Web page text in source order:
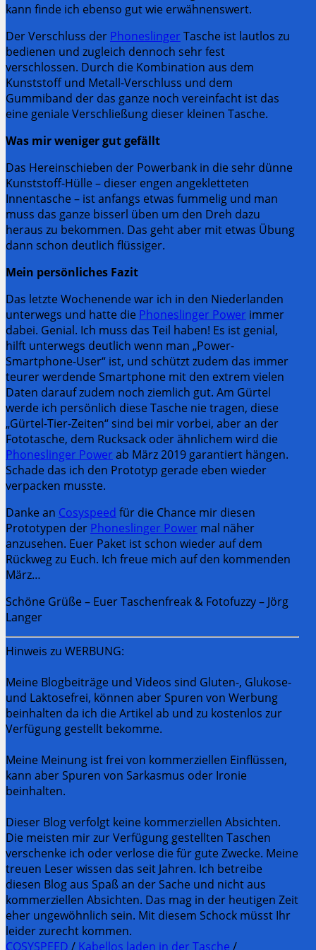
kann finde ich ebenso gut wie erwähnenswert.
Der Verschluss der Phoneslinger Tasche ist lautlos zu
bedienen und zugleich dennoch sehr fest
verschlossen. Durch die Kombination aus dem
Kunststoff und Metall-Verschluss und dem
Gummiband der das ganze noch vereinfacht ist das
eine geniale Verschließung dieser kleinen Tasche.
Was mir weniger gut gefällt
Das Hereinschieben der Powerbank in die sehr dünne
Kunststoff-Hülle – dieser engen angekletteten
Innentasche – ist anfangs etwas fummelig und man
muss das ganze bisserl üben um den Dreh dazu
heraus zu bekommen. Das geht aber mit etwas Übung
dann schon deutlich flüssiger.
Mein persönliches Fazit
Das letzte Wochenende war ich in den Niederlanden
unterwegs und hatte die Phoneslinger Power immer
dabei. Genial. Ich muss das Teil haben! Es ist genial,
hilft unterwegs deutlich wenn man „Power-
Smartphone-User“ ist, und schützt zudem das immer
teurer werdende Smartphone mit den extrem vielen
Daten darauf zudem noch ziemlich gut. Am Gürtel
werde ich persönlich diese Tasche nie tragen, diese
„Gürtel-Tier-Zeiten“ sind bei mir vorbei, aber an der
Fototasche, dem Rucksack oder ähnlichem wird die
Phoneslinger Power ab März 2019 garantiert hängen.
Schade das ich den Prototyp gerade eben wieder
verpacken musste.
Danke an Cosyspeed für die Chance mir diesen
Prototypen der Phoneslinger Power mal näher
anzusehen. Euer Paket ist schon wieder auf dem
Rückweg zu Euch. Ich freue mich auf den kommenden
März…
Schöne Grüße – Euer Taschenfreak & Fotofuzzy – Jörg
Langer
Hinweis zu WERBUNG:
Meine Blogbeiträge und Videos sind Gluten-, Glukose-
und Laktosefrei, können aber Spuren von Werbung
beinhalten da ich die Artikel ab und zu kostenlos zur
Verfügung gestellt bekomme.
Meine Meinung ist frei von kommerziellen Einflüssen,
kann aber Spuren von Sarkasmus oder Ironie
beinhalten.
Dieser Blog verfolgt keine kommerziellen Absichten.
Die meisten mir zur Verfügung gestellten Taschen
verschenke ich oder verlose die für gute Zwecke. Meine
treuen Leser wissen das seit Jahren. Ich betreibe
diesen Blog aus Spaß an der Sache und nicht aus
kommerziellen Absichten. Das mag in der heutigen Zeit
eher ungewöhnlich sein. Mit diesem Schock müsst Ihr
leider zurecht kommen.
COSYSPEED / Kabellos laden in der Tasche /